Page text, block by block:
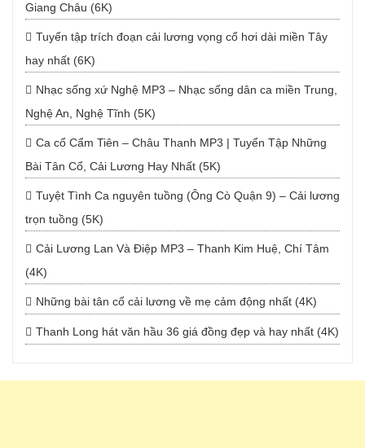
Giang Châu (6K)
Tuyển tập trích đoạn cải lương vọng cổ hơi dài miền Tây
hay nhất (6K)
Nhạc sống xứ Nghệ MP3 – Nhạc sống dân ca miền Trung,
Nghệ An, Nghệ Tĩnh (5K)
Ca cổ Cẩm Tiên – Châu Thanh MP3 | Tuyển Tập Những
Bài Tân Cổ, Cải Lương Hay Nhất (5K)
Tuyệt Tình Ca nguyên tuồng (Ông Cò Quận 9) – Cải lương
trọn tuồng (5K)
Cải Lương Lan Và Điệp MP3 – Thanh Kim Huệ, Chí Tâm
(4K)
Những bài tân cổ cải lương về mẹ cảm động nhất (4K)
Thanh Long hát văn hầu 36 giá đồng đẹp và hay nhất (4K)